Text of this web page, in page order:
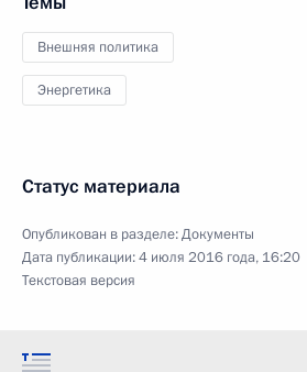
Внешняя политика
Энергетика
Статус материала
Опубликован в разделе:Документы
Дата публикации:4 июля 2016 года, 16:20
Текстовая версия